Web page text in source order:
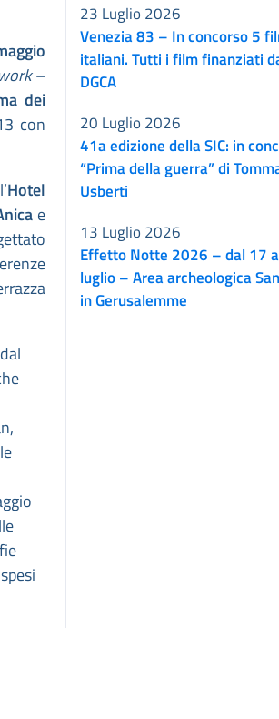
–
dei
con
Hotel
e
Venezia 83 – In concorso 5
italiani. Tutti i film finanziati
DGCA
23 Luglio 2026
41a edizione della SIC: in
“Prima della guerra” di
Usberti
20 Luglio 2026
Effetto Notte 2026 – dal 17
luglio – Area archeologica
in Gerusalemme
13 Luglio 2026